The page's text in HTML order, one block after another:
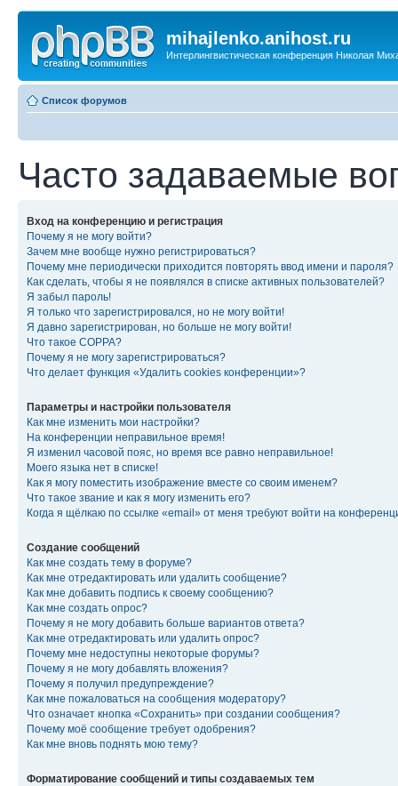
mihajlenko.anihost.ru
Интерлингвистическая конференция Николая
Список форумов
Часто задаваемые
Вход на конференцию и регистрация
Почему я не могу войти?
Зачем мне вообще нужно регистрироваться?
Почему мне периодически приходится повторять ввод имени и пароля?
Как сделать, чтобы я не появлялся в списке активных пользователей?
Я забыл пароль!
Я только что зарегистрировался, но не могу войти!
Я давно зарегистрирован, но больше не могу войти!
Что такое COPPA?
Почему я не могу зарегистрироваться?
Что делает функция «Удалить cookies конференции»?
Параметры и настройки пользователя
Как мне изменить мои настройки?
На конференции неправильное время!
Я изменил часовой пояс, но время все равно неправильное!
Моего языка нет в списке!
Как я могу поместить изображение вместе со своим именем?
Что такое звание и как я могу изменить его?
Когда я щёлкаю по ссылке «email» от меня требуют войти на
Создание сообщений
Как мне создать тему в форуме?
Как мне отредактировать или удалить сообщение?
Как мне добавить подпись к своему сообщению?
Как мне создать опрос?
Почему я не могу добавить больше вариантов ответа?
Как мне отредактировать или удалить опрос?
Почему мне недоступны некоторые форумы?
Почему я не могу добавлять вложения?
Почему я получил предупреждение?
Как мне пожаловаться на сообщения модератору?
Что означает кнопка «Сохранить» при создании сообщения?
Почему моё сообщение требует одобрения?
Как мне вновь поднять мою тему?
Форматирование сообщений и типы создаваемых тем